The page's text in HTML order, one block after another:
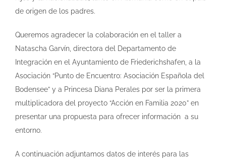
de origen de los padres.
Queremos agradecer la colaboración en el taller a
Natascha Garvín, directora del Departamento de
Integración en el Ayuntamiento de Friederichshafen, a la
Asociación “Punto de Encuentro: Asociación Española del
Bodensee” y a Princesa Diana Perales por ser la primera
multiplicadora del proyecto “Acción en Familia 2020” en
presentar una propuesta para ofrecer información a su
entorno.
A continuación adjuntamos datos de interés para las